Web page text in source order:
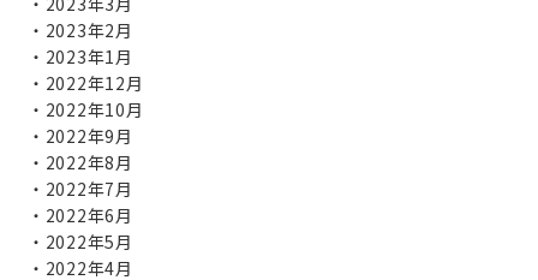
2023年2月
2023年1月
2022年12月
2022年10月
2022年9月
2022年8月
2022年7月
2022年6月
2022年5月
2022年4月